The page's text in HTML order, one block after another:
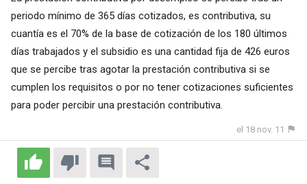
periodo mínimo de 365 días cotizados, es contributiva, su
cuantía es el 70% de la base de cotización de los 180 últimos
días trabajados y el subsidio es una cantidad fija de 426 euros
que se percibe tras agotar la prestación contributiva si se
cumplen los requisitos o por no tener cotizaciones suficientes
para poder percibir una prestación contributiva.
el 18 nov. 11